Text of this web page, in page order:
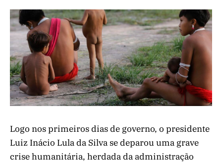
Logo nos primeiros dias de governo, o presidente
Luiz Inácio Lula da Silva se deparou uma grave
crise humanitária, herdada da administração